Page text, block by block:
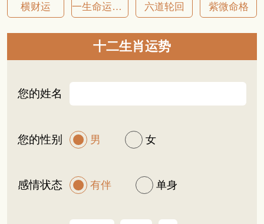
横财运 一生命运详批 六道轮回 紫微命格
十二生肖运势
您的姓名
您的性别 男 女
感情状态 有伴 单身